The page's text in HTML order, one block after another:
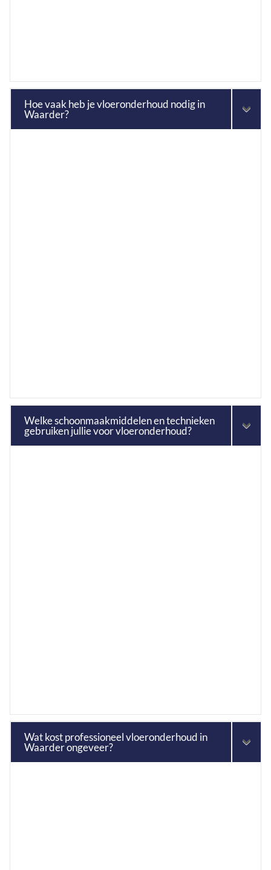
Hoe vaak heb je vloeronderhoud nodig in
Waarder?
Welke schoonmaakmiddelen en technieken
gebruiken jullie voor vloeronderhoud?
Wat kost professioneel vloeronderhoud in
Waarder ongeveer?